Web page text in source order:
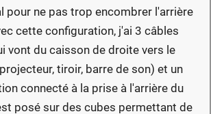
pour ne pas trop encombrer l'arrière
cette configuration, j'ai 3 câbles
vont du caisson de droite vers le
tiroir, barre de son) et un
connecté à la prise à l'arrière du
posé sur des cubes permettant de